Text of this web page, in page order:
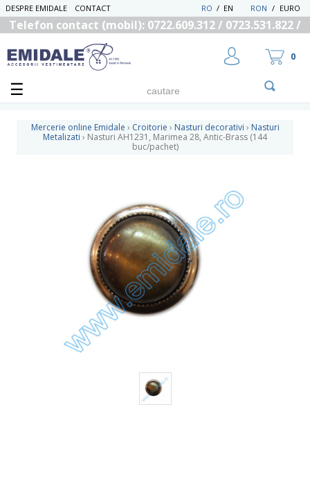
DESPRE EMIDALE CONTACT RON / EURO
EN
/
RO
Telefon contact (mobil): 0722.609.312 / 0723.531.822 /
0
Mercerie online Emidale › Croitorie › Nasturi decorativi › Nasturi
Metalizati › Nasturi AH1231, Marimea 28, Antic-Brass (144
buc/pachet)